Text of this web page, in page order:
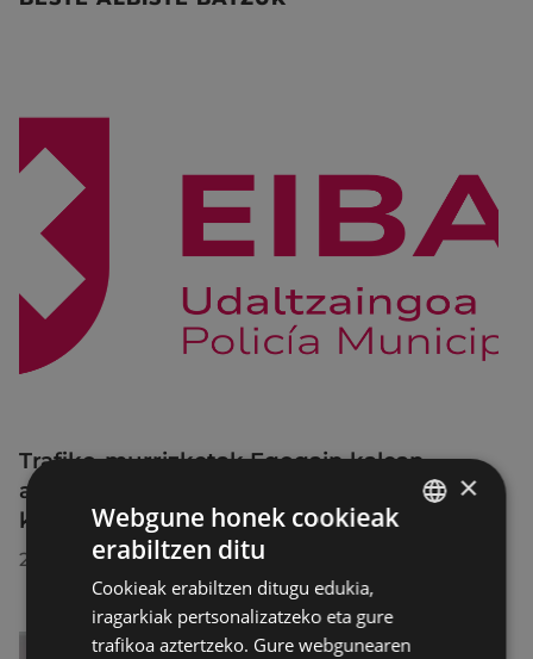
Trafiko-murrizketak Egogain kalean
abuztuaren 10etik abuztuaren 23ra,
konponketa-lanak direla-eta
2026/07/30
×
Webgune honek cookieak
erabiltzen ditu
Cookieak erabiltzen ditugu edukia,
iragarkiak pertsonalizatzeko eta gure
trafikoa aztertzeko. Gure webgunearen